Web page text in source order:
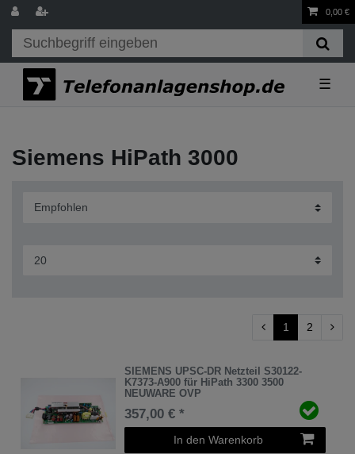
0,00 €
☰
Siemens HiPath 3000
1 2
SIEMENS UPSC-DR Netzteil S30122-
K7373-A900 für HiPath 3300 3500
NEUWARE OVP
357,00 € *
In den Warenkorb